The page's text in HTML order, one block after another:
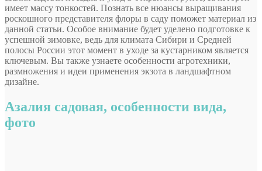
имеет массу тонкостей. Познать все нюансы выращивания
роскошного представителя флоры в саду поможет материал из
данной статьи. Особое внимание будет уделено подготовке к
успешной зимовке, ведь для климата Сибири и Средней
полосы России этот момент в уходе за кустарником является
ключевым. Вы также узнаете особенности агротехники,
размножения и идеи применения экзота в ландшафтном
дизайне.
Азалия садовая, особенности вида,
фото